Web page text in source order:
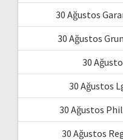
30 Ağustos
30 Ağustos
30
30 Ağustos
30 Ağustos
30 Ağustos